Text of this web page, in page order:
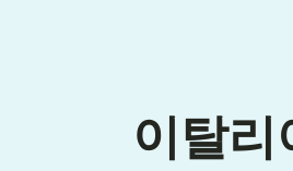
이탈리